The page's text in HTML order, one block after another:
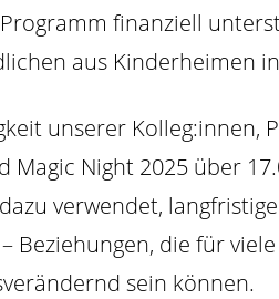
finanziell
aus Kinderheimen
unserer
Magic Night 2025 über
verwendet,
Beziehungen, die für
sein können.